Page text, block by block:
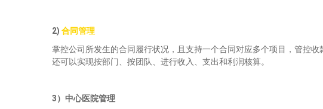
2) 合同管理
掌控公司所发生的合同履行状况，且支持一个合同对应多个项目，管控
还可以实现按部门、按团队、进行收入、支出和利润核算。
3） 中心医院管理